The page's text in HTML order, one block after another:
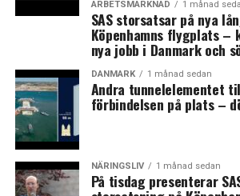
Eva Kjer Hansen menar dock själv att
varit hederliga och att det är rimligt
övriga effekter eftersom statistiken
2012. (News Øresund)
LÄS OCKSÅ:
Konservative redo att fälla Danmarks
Danmark förlänger gränskontrollerna
ARBETSMARKNAD 1 månad
SAS storsatsar på nya
Köpenhamns flygplats –
nya jobb i Danmark och
DANMARK 1 månad sedan
Andra tunnelelementet
förbindelsen på plats –
NÄRINGSLIV 1 månad sedan
På tisdag presenterar